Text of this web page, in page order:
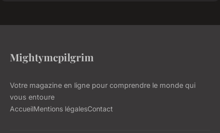
Mightymcpilgrim
Votre magazine en ligne pour comprendre le monde qui
vous entoure
AccueilMentions légalesContact